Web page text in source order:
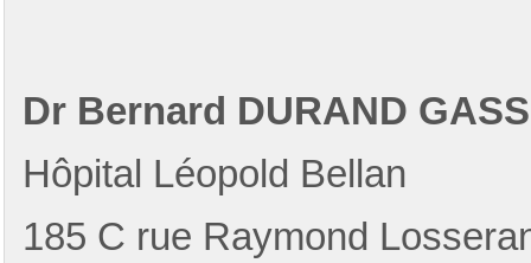
Dr Bernard DURAND
Hôpital Léopold Bellan
185 C rue Raymond